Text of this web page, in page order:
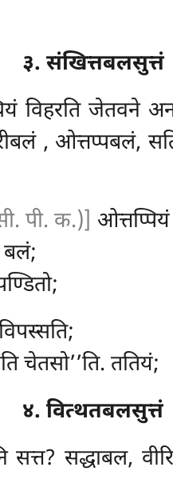
३. संखित्तबलसुत्तं
जेतवने
, ओत्तप्पबलं,
पी. क.)]
बलं;
चेतसो’’ति. ततियं;
४. वित्थतबलसुत्तं
सत्त? सद्धाबल,